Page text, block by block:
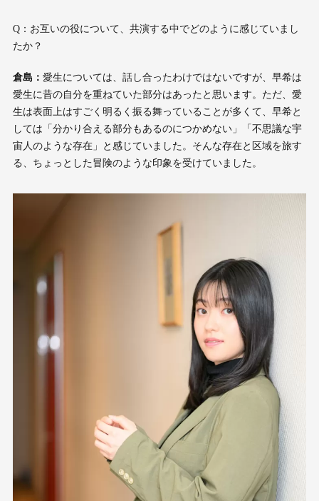
Q：お互いの役について、共演する中でどのように感じていまし
たか？
倉島： 愛生については、話し合ったわけではないですが、早希は
愛生に昔の自分を重ねていた部分はあったと思います。ただ、愛
生は表面上はすごく明るく振る舞っていることが多くて、早希と
しては「分かり合える部分もあるのにつかめない」「不思議な宇
宙人のような存在」と感じていました。そんな存在と区域を旅す
る、ちょっとした冒険のような印象を受けていました。